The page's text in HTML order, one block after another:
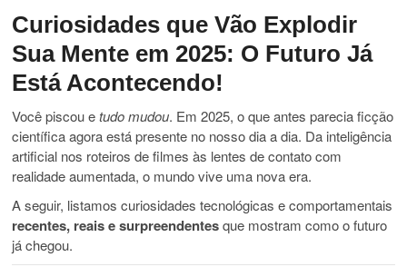
Curiosidades que Vão Explodir
Sua Mente em 2025: O Futuro Já
Está Acontecendo!
Você piscou etudo mudou. Em 2025, o que antes parecia ficção
científica agora está presente no nosso dia a dia. Da inteligência
artificial nos roteiros de filmes às lentes de contato com
realidade aumentada, o mundo vive uma nova era.
A seguir, listamos curiosidades tecnológicas e comportamentais
recentes, reais e surpreendentesque mostram como o futuro
já chegou.